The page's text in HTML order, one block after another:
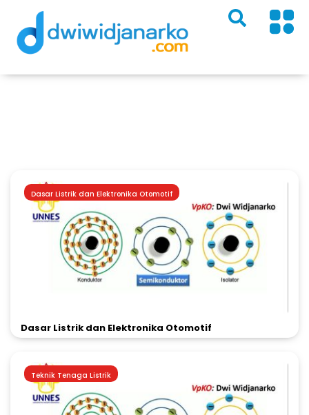
Dasar Listrik dan Elektronika Otomotif
Dasar Listrik dan Elektronika Otomotif
Teknik Tenaga Listrik